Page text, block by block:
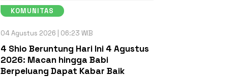
KOMUNITAS
04 Agustus 2026 | 06:23 WIB
4 Shio Beruntung Hari Ini 4 Agustus
2026: Macan hingga Babi
Berpeluang Dapat Kabar Baik